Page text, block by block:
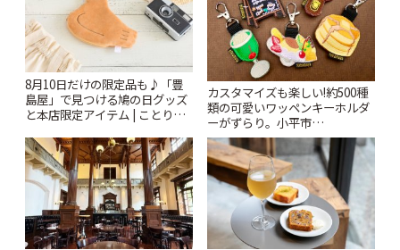
8月10日だけの限定品も♪「豊
島屋」で見つける鳩の日グッズ
と本店限定アイテム | ことりっ
カスタマイズも楽しい!約500種
類の可愛いワッペンキーホルダ
ーがずらり。小平市
「Kimamaya T&K」 | ことりっ
ぷ